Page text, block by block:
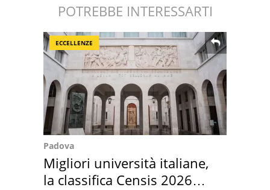
POTREBBE INTERESSARTI
ECCELLENZE
Padova
Migliori università italiane,
la classifica Censis 2026